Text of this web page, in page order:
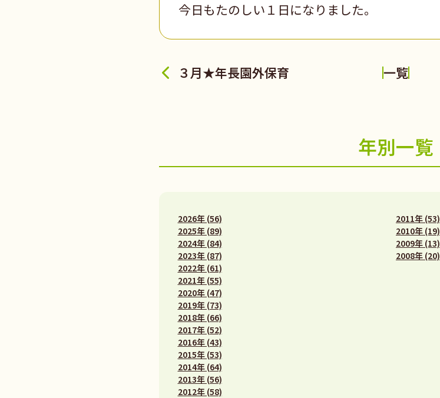
今日もたのしい１日になりました。
３月★年長園外保育 一覧
年別一覧
2026年 (56)
2025年 (89)
2024年 (84)
2023年 (87)
2022年 (61)
2021年 (55)
2020年 (47)
2019年 (73)
2018年 (66)
2017年 (52)
2016年 (43)
2015年 (53)
2014年 (64)
2013年 (56)
2012年 (58)
2011年 (53)
2010年 (19)
2009年 (13)
2008年 (20)